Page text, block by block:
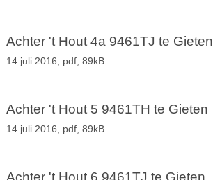
Achter 't Hout 4a 9461TJ te Gieten
14 juli 2016, pdf, 89kB
Achter 't Hout 5 9461TH te Gieten
14 juli 2016, pdf, 89kB